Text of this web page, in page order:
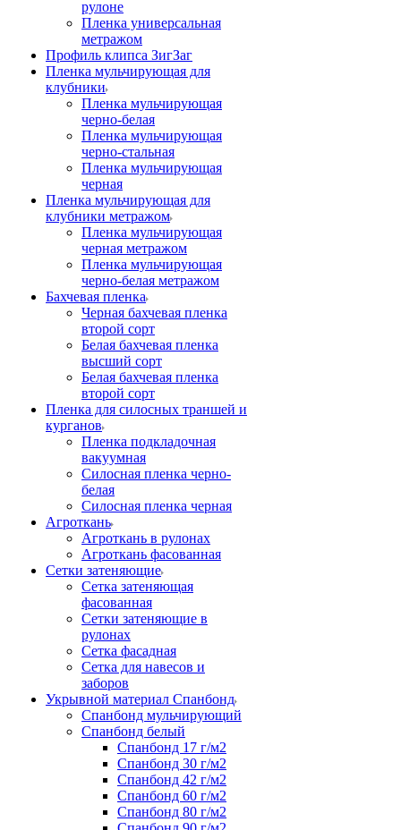
рулоне
Пленка универсальная
метражом
Профиль клипса ЗигЗаг
Пленка мульчирующая для
клубники
Пленка мульчирующая
черно-белая
Пленка мульчирующая
черно-стальная
Пленка мульчирующая
черная
Пленка мульчирующая для
клубники метражом
Пленка мульчирующая
черная метражом
Пленка мульчирующая
черно-белая метражом
Бахчевая пленка
Черная бахчевая пленка
второй сорт
Белая бахчевая пленка
высший сорт
Белая бахчевая пленка
второй сорт
Пленка для силосных траншей и
курганов
Пленка подкладочная
вакуумная
Силосная пленка черно-
белая
Силосная пленка черная
Агроткань
Агроткань в рулонах
Агроткань фасованная
Сетки затеняющие
Сетка затеняющая
фасованная
Сетки затеняющие в
рулонах
Сетка фасадная
Сетка для навесов и
заборов
Укрывной материал Спанбонд
Спанбонд мульчирующий
Спанбонд белый
Спанбонд 17 г/м2
Спанбонд 30 г/м2
Спанбонд 42 г/м2
Спанбонд 60 г/м2
Спанбонд 80 г/м2